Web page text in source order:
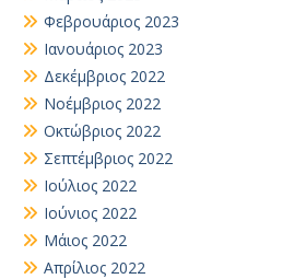
Φεβρουάριος 2023
Ιανουάριος 2023
Δεκέμβριος 2022
Νοέμβριος 2022
Οκτώβριος 2022
Σεπτέμβριος 2022
Ιούλιος 2022
Ιούνιος 2022
Μάιος 2022
Απρίλιος 2022